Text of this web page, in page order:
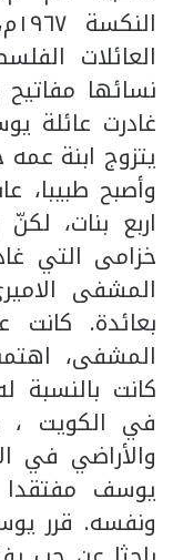
العائلات
نسائها
غادرت عائلة
يتزوج ابنة
وأصبح طبيبا،
اربع بنات،
خزامى التي
المشفى
بعائدة.
المشفى،
كانت
في الكويت ،
والأراضي في
يوسف
ونفسه. قرر